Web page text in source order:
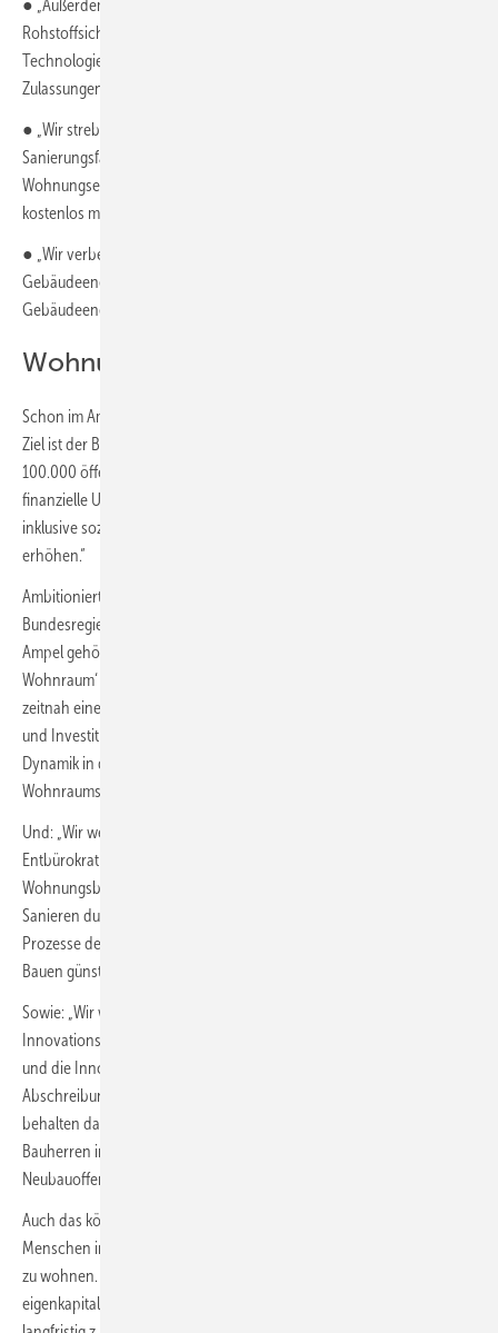
● „Außerdem werden wir eine nationale Holzbau-, Leichtbau- und
Rohstoffsicherungsstrategie auflegen. Innovativen Materialien,
Technologien und Start-ups wollen wir den Markteintritt und
Zulassungen erleichtern.“
● „Wir streben eine breite, systematische Nutzung von
Sanierungsfahrplänen an und werden diese z. B. für
Wohnungseigentumsgemeinschaften und beim Kauf eines Gebäudes
kostenlos machen.“
● „Wir verbessern, vereinheitlichen und digitalisieren den
Gebäudeenergieausweis. Wir werden die Erstellung eines digitalen
Gebäudeenergiekatasters prüfen.“
Wohnungsbau
Schon im Ampel-Sondierungspapier gab es diese Festlegung: „Unser
Ziel ist der Bau von 400.000 neuen Wohnungen pro Jahr, davon
100.000 öffentlich geförderte Wohnungen. Dafür werden wir die
finanzielle Unterstützung des Bundes für den sozialen Wohnungsbau
inklusive sozialer Eigenheimförderung fortführen und die Mittel
erhöhen.“
Ambitionierte Wohnungsbauziele hatten auch die vorherigen
Bundesregierungen, konnten sie jedoch nicht erfüllen. Zum Plan der
Ampel gehört dieser Punkt: „Wir werden ein ‚Bündnis bezahlbarer
Wohnraum‘ mit allen wichtigen Akteuren schließen. Wir werden
zeitnah eine neue Wohngemeinnützigkeit mit steuerlicher Förderung
und Investitionszulagen auf den Weg bringen und so eine neue
Dynamik in den Bau und die dauerhafte Sozialbindung bezahlbaren
Wohnraums erzeugen.“
Und: „Wir werden durch serielles Bauen, Digitalisierung,
Entbürokratisierung und Standardisierung die Kosten für den
Wohnungsbau senken. Wir wollen modulares und serielles Bauen und
Sanieren durch Typengenehmigungen beschleunigen. Wir wollen die
Prozesse der Normung und Standardisierung so anpassen, dass
Bauen günstiger wird.“
Sowie: „Wir werden mit der Wohnungswirtschaft die begonnene
Innovationspartnerschaft wieder aufgreifen und den Quartiersansatz
und die Innovationsklausel fortschreiben. Wir heben die lineare
Abschreibung für den Neubau von Wohnungen von 2 auf 3 % an und
behalten dabei die unterschiedlichen Effekte auf die verschiedenen
Bauherren im Blick. So starten wir die klimagerechte
Neubauoffensive.“
Auch das könnte zum Wohnungsbau beitragen: „Wir wollen mehr
Menschen in Deutschland ermöglichen, im selbstgenutzten Eigentum
zu wohnen. Die Hürden beim Eigentumserwerb wollen wir durch
eigenkapitalersetzende Darlehen senken und Schwellenhaushalte